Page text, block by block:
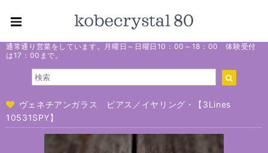
通常通り営業をしています。月曜日～日曜日10：00～18：00 体験受付
は17：00まで。
ヴェネチアンガラス ピアス／イヤリング・【3Lines
10531SPY】